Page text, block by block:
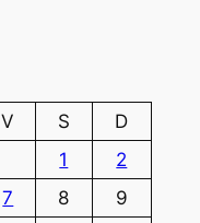
V S
D
1
2
7 8
9